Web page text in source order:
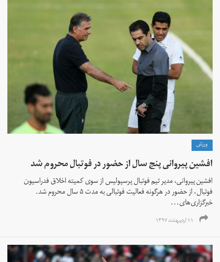
ورزش
افشین پیروانی پنج سال از حضور در فوتبال محروم شد
افشین پیروانی، مدیر تیم فوتبال پرسپولیس از سوی کمیته اخلاق فدراسیون
فوتبال، از حضور در هرگونه فعالیت فوتبالی به مدت ۵ سال محروم شد.
خبرگزاری‌های...
۱۱ اردیبهشت ۱۳۹۷